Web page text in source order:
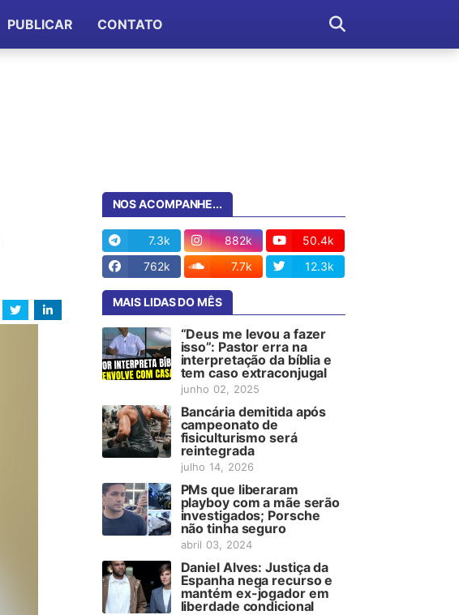
PUBLICAR CONTATO
NOS ACOMPANHE...
7.3k 882k
50.4k
762k
7.7k 12.3k
MAIS LIDAS DO MÊS
“Deus me levou a fazer
isso”: Pastor erra na
interpretação da bíblia e
tem caso extraconjugal
junho 02, 2025
Bancária demitida após
campeonato de
fisiculturismo será
reintegrada
julho 14, 2026
PMs que liberaram
playboy com a mãe serão
investigados; Porsche
não tinha seguro
abril 03, 2024
Daniel Alves: Justiça da
Espanha nega recurso e
mantém ex-jogador em
liberdade condicional